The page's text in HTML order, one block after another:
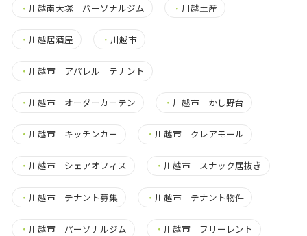
・ 川越南大塚 パーソナルジム ・ 川越土産
・ 川越居酒屋 ・ 川越市
・ 川越市 アパレル テナント
・ 川越市 オーダーカーテン ・ 川越市 かし野台
・ 川越市 キッチンカー ・ 川越市 クレアモール
・ 川越市 シェアオフィス ・ 川越市 スナック居抜き
・ 川越市 テナント募集 ・ 川越市 テナント物件
・ 川越市 パーソナルジム ・ 川越市 フリーレント